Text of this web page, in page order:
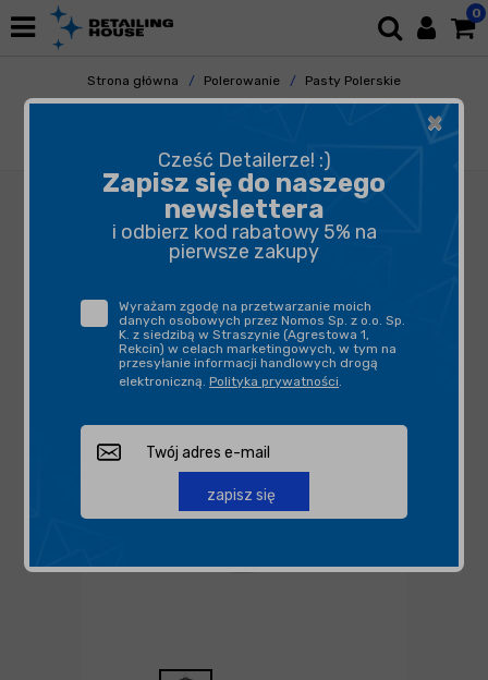
0
Strona główna Polerowanie
Pasty Polerskie
Pasty Finishowe
×
Cześć Detailerze! :)
Zapisz się do naszego
newslettera
i odbierz kod rabatowy 5% na
pierwsze zakupy
Wyrażam zgodę na przetwarzanie moich
danych osobowych przez Nomos Sp. z o.o. Sp.
K. z siedzibą w Straszynie (Agrestowa 1,
Rekcin) w celach marketingowych, w tym na
przesyłanie informacji handlowych drogą
elektroniczną. Polityka prywatności.
zapisz się